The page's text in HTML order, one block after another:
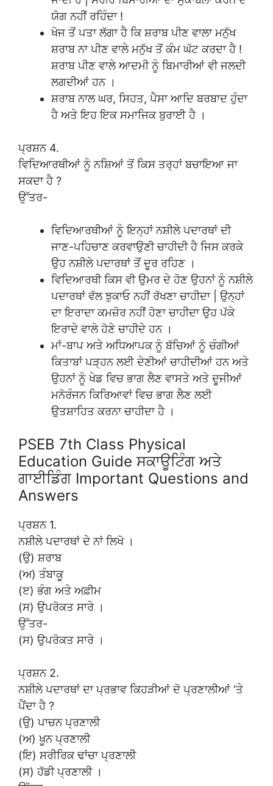
ਯੋਗ ਨਹੀਂ ਰਹਿੰਦਾ !
ਖੋਜ ਤੋਂ ਪਤਾ ਲੱਗਾ ਹੈ ਕਿ ਸ਼ਰਾਬ ਪੀਣ ਵਾਲਾ ਮਨੁੱਖ
ਸ਼ਰਾਬ ਨਾ ਪੀਣ ਵਾਲੇ ਮਨੁੱਖ ਤੋਂ ਕੰਮ ਘੱਟ ਕਰਦਾ ਹੈ !
ਸ਼ਰਾਬ ਪੀਣ ਵਾਲੇ ਆਦਮੀ ਨੂੰ ਬਿਮਾਰੀਆਂ ਵੀ ਜਲਦੀ
ਲਗਦੀਆਂ ਹਨ ।
ਸ਼ਰਾਬ ਨਾਲ ਘਰ, ਸਿਹਤ, ਪੈਸਾ ਆਦਿ ਬਰਬਾਦ ਹੁੰਦਾ
ਹੈ ਅਤੇ ਇਹ ਇਕ ਸਮਾਜਿਕ ਬੁਰਾਈ ਹੈ ।
ਪ੍ਰਸ਼ਨ 4.
ਵਿਦਿਆਰਥੀਆਂ ਨੂੰ ਨਸ਼ਿਆਂ ਤੋਂ ਕਿਸ ਤਰ੍ਹਾਂ ਬਚਾਇਆ ਜਾ
ਸਕਦਾ ਹੈ ?
ਉੱਤਰ-
ਵਿਦਿਆਰਥੀਆਂ ਨੂੰ ਇਨ੍ਹਾਂ ਨਸ਼ੀਲੇ ਪਦਾਰਥਾਂ ਦੀ
ਜਾਣ-ਪਹਿਚਾਣ ਕਰਵਾਉਣੀ ਚਾਹੀਦੀ ਹੈ ਜਿਸ ਕਰਕੇ
ਉਹ ਨਸ਼ੀਲੇ ਪਦਾਰਥਾਂ ਤੋਂ ਦੂਰ ਰਹਿਣ ।
ਵਿਦਿਆਰਥੀ ਕਿਸ ਵੀ ਉਮਰ ਦੇ ਹੋਣ ਉਹਨਾਂ ਨੂੰ ਨਸ਼ੀਲੇ
ਪਦਾਰਥਾਂ ਵੱਲ ਝੁਕਾਓ ਨਹੀਂ ਰੱਖਣਾ ਚਾਹੀਦਾ | ਉਨ੍ਹਾਂ
ਦਾ ਇਰਾਦਾ ਕਮਜ਼ੋਰ ਨਹੀਂ ਹੋਣਾ ਚਾਹੀਦਾ ਉਹ ਪੱਕੇ
ਇਰਾਦੇ ਵਾਲੇ ਹੋਣੇ ਚਾਹੀਦੇ ਹਨ ।
ਮਾਂ-ਬਾਪ ਅਤੇ ਅਧਿਆਪਕ ਨੂੰ ਬੱਚਿਆਂ ਨੂੰ ਚੰਗੀਆਂ
ਕਿਤਾਬਾਂ ਪੜ੍ਹਨ ਲਈ ਦੇਣੀਆਂ ਚਾਹੀਦੀਆਂ ਹਨ ਅਤੇ
ਉਹਨਾਂ ਨੂੰ ਖੇਡ ਵਿਚ ਭਾਗ ਲੈਣ ਵਾਸਤੇ ਅਤੇ ਦੂਜੀਆਂ
ਮਨੋਰੰਜਨ ਕਿਰਿਆਵਾਂ ਵਿਚ ਭਾਗ ਲੈਣ ਲਈ
ਉਤਸ਼ਾਹਿਤ ਕਰਨਾ ਚਾਹੀਦਾ ਹੈ ।
PSEB 7th Class Physical
Education Guide ਸਕਾਊਟਿੰਗ ਅਤੇ
ਗਾਈਡਿੰਗ Important Questions and
Answers
ਪ੍ਰਸ਼ਨ 1.
ਨਸ਼ੀਲੇ ਪਦਾਰਥਾਂ ਦੇ ਨਾਂ ਲਿਖੋ ।
(ਉ) ਸ਼ਰਾਬ
(ਅ) ਤੰਬਾਕੂ
(ੲ) ਭੰਗ ਅਤੇ ਅਫ਼ੀਮ
(ਸ) ਉਪਰੋਕਤ ਸਾਰੇ ।
ਉੱਤਰ-
(ਸ) ਉਪਰੋਕਤ ਸਾਰੇ ।
ਪ੍ਰਸ਼ਨ 2.
ਨਸ਼ੀਲੇ ਪਦਾਰਥਾਂ ਦਾ ਪ੍ਰਭਾਵ ਕਿਹੜੀਆਂ ਦੋ ਪ੍ਰਣਾਲੀਆਂ ‘ਤੇ
ਪੈਂਦਾ ਹੈ ?
(ਉ) ਪਾਚਨ ਪ੍ਰਣਾਲੀ
(ਅ) ਖੂਨ ਪ੍ਰਣਾਲੀ
(ਇ) ਸਰੀਰਿਕ ਢਾਂਚਾ ਪ੍ਰਣਾਲੀ
(ਸ) ਹੱਡੀ ਪ੍ਰਣਾਲੀ ।